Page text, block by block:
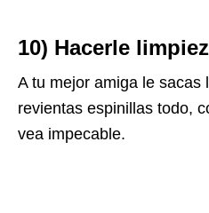
10) Hacerle
A tu mejor amiga le sacas
revientas espinillas todo,
vea impecable.